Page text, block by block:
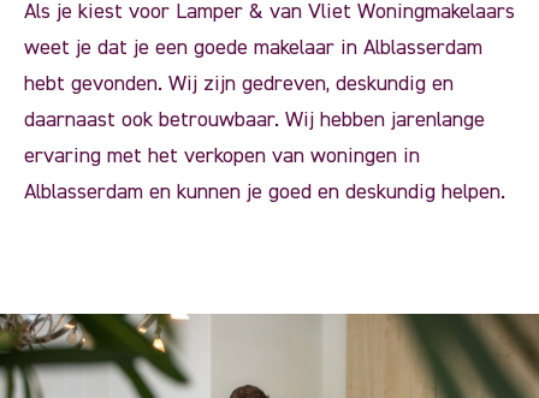
Als je kiest voor Lamper & van Vliet Woningmakelaars
weet je dat je een goede makelaar in Alblasserdam
hebt gevonden. Wij zijn gedreven, deskundig en
daarnaast ook betrouwbaar. Wij hebben jarenlange
ervaring met het verkopen van woningen in
Alblasserdam en kunnen je goed en deskundig helpen.